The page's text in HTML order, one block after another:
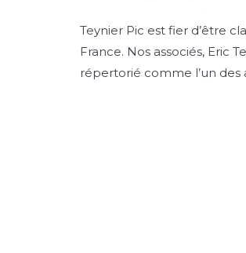
Teynier Pic est fier d’être
France. Nos associés, Eric
répertorié comme l’un des